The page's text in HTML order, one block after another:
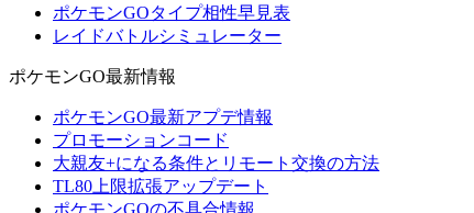
ポケモンGOタイプ相性早見表
レイドバトルシミュレーター
ポケモンGO最新情報
ポケモンGO最新アプデ情報
プロモーションコード
大親友+になる条件とリモート交換の方法
TL80上限拡張アップデート
ポケモンGOの不具合情報